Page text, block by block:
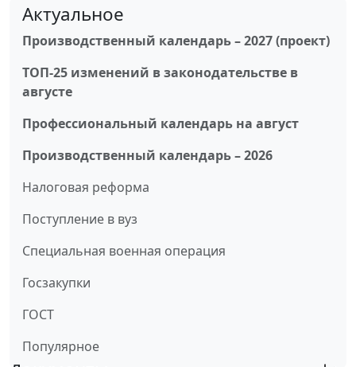
Актуальное
Производственный календарь – 2027 (проект)
ТОП-25 изменений в законодательстве в
августе
Профессиональный календарь на август
Производственный календарь – 2026
Налоговая реформа
Поступление в вуз
Специальная военная операция
Госзакупки
ГОСТ
Популярное